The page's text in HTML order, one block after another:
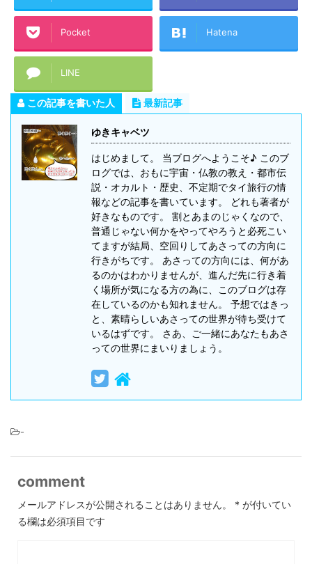
Pocket Hatena
LINE
この記事を書いた人 最新記事
ゆきキャベツ
はじめまして。 当ブログへようこそ♪ このブ
ログでは、おもに宇宙・仏教の教え・都市伝
説・オカルト・歴史、不定期でタイ旅行の情
報などの記事を書いています。 どれも著者が
好きなものです。 割とあまのじゃくなので、
普通じゃない何かをやってやろうと必死こい
てますが結局、空回りしてあさっての方向に
行きがちです。 あさっての方向には、何があ
るのかはわかりませんが、進んだ先に行き着
く場所が気になる方の為に、このブログは存
在しているのかも知れません。 予想ではきっ
と、素晴らしいあさっての世界が待ち受けて
いるはずです。 さあ、ご一緒にあなたもあさ
っての世界にまいりましょう。
-
comment
メールアドレスが公開されることはありません。 * が付いてい
る欄は必須項目です